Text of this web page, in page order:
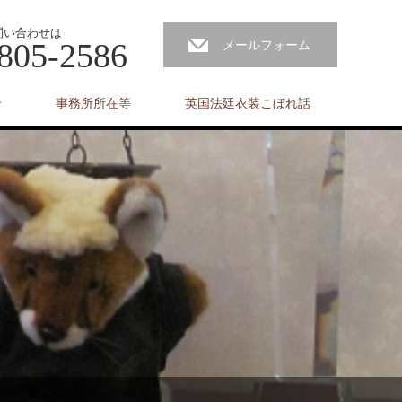
合わせは
2586 メールフォーム
事務所所在等 英国法廷衣装こぼれ話